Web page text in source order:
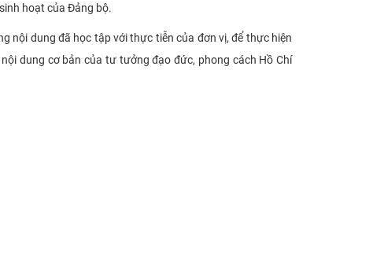
hoạt của Đảng bộ.
nội dung đã học tập với thực tiễn của đơn vị, để thực hiện
dung cơ bản của tư tưởng đạo đức, phong cách Hồ Chí